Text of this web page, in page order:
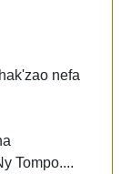
nefa
Tompo....